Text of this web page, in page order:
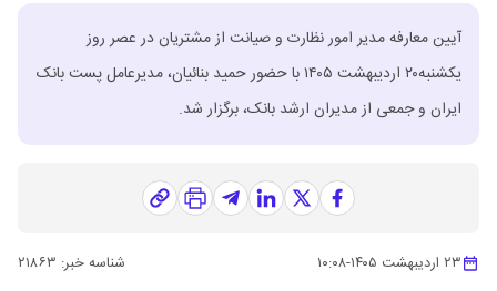
آیین معارفه مدیر امور نظارت و صیانت از مشتریان در عصر روز
یکشنبه۲۰ اردیبهشت ۱۴۰۵ با حضور حمید بنائیان، مدیرعامل پست بانک
ایران و جمعی از مدیران ارشد بانک، برگزار شد.
۲۳ اردیبهشت ۱۴۰۵ -۱۰:۰۸ شناسه خبر: ۲۱۸۶۳